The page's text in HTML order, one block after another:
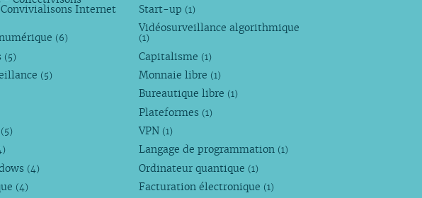
Internet
(6)
(5)
(5)
(5)
(4)
(4)
Start-up (1)
Vidéosurveillance algorithmique
(1)
Capitalisme (1)
Monnaie libre (1)
Bureautique libre (1)
Plateformes (1)
VPN (1)
Langage de programmation (1)
Ordinateur quantique (1)
Facturation électronique (1)